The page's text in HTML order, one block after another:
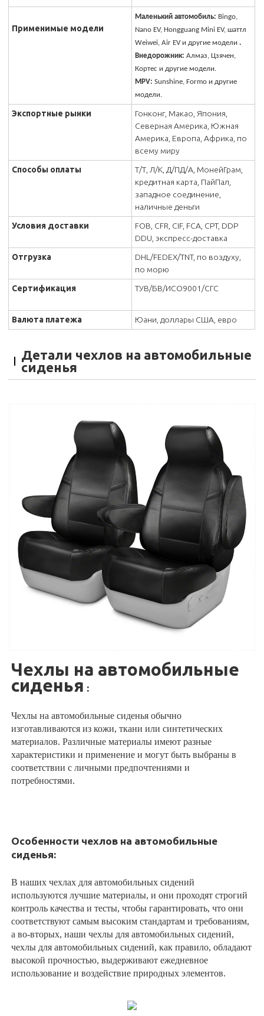
Применимые модели
Маленький автомобиль: Bingo,
Nano EV, Hongguang Mini EV, шаттл
Weiwei, Air EV и другие модели .
Внедорожник: Алмаз, Цзячен,
Кортес и другие модели.
MPV: Sunshine, Formo и другие
модели.
Экспортные рынки
Гонконг, Макао, Япония,
Северная Америка, Южная
Америка, Европа, Африка, по
всему миру
Способы оплаты
Т/Т, Л/К, Д/ПД/А, МонейГрам,
кредитная карта, ПайПал,
западное соединение,
наличные деньги
Условия доставки
FOB, CFR, CIF, FCA, CPT, DDP
DDU, экспресс-доставка
Отгрузка
DHL/FEDEX/TNT, по воздуху,
по морю
Сертификация
ТУВ/БВ/ИСО9001/СГС
Валюта платежа Юани, доллары США, евро
Детали чехлов на автомобильные
сиденья
Чехлы на автомобильные
сиденья :
Чехлы на автомобильные сиденья обычно
изготавливаются из кожи, ткани или синтетических
материалов. Различные материалы имеют разные
характеристики и применение и могут быть выбраны в
соответствии с личными предпочтениями и
потребностями.
Особенности чехлов на автомобильные
сиденья:
В наших чехлах для автомобильных сидений
используются лучшие материалы, и они проходят строгий
контроль качества и тесты, чтобы гарантировать, что они
соответствуют самым высоким стандартам и требованиям,
а во-вторых, наши чехлы для автомобильных сидений,
чехлы для автомобильных сидений, как правило, обладают
высокой прочностью, выдерживают ежедневное
использование и воздействие природных элементов.